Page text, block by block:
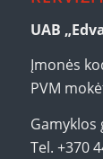
UAB
Įmonės
PVM
Gamyklos
Tel. +370